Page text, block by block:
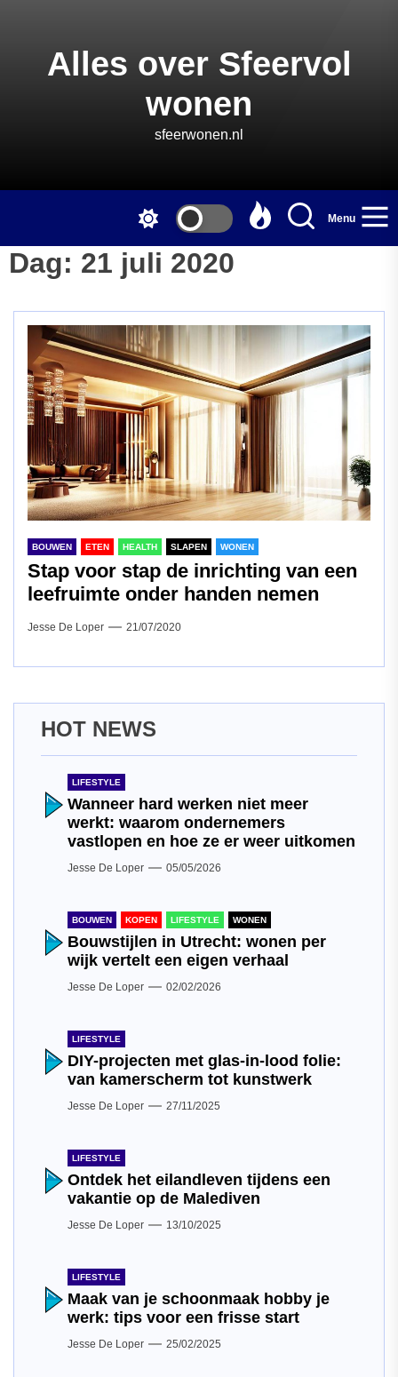
Alles over Sfeervol
wonen
sfeerwonen.nl
Menu
Dag: 21 juli 2020
BOUWEN ETEN HEALTH SLAPEN WONEN
Stap voor stap de inrichting van een
leefruimte onder handen nemen
Jesse De Loper 21/07/2020
HOT NEWS
LIFESTYLE
Wanneer hard werken niet meer
werkt: waarom ondernemers
vastlopen en hoe ze er weer uitkomen
Jesse De Loper 05/05/2026
BOUWEN KOPEN LIFESTYLE WONEN
Bouwstijlen in Utrecht: wonen per
wijk vertelt een eigen verhaal
Jesse De Loper 02/02/2026
LIFESTYLE
DIY-projecten met glas-in-lood folie:
van kamerscherm tot kunstwerk
Jesse De Loper 27/11/2025
LIFESTYLE
Ontdek het eilandleven tijdens een
vakantie op de Malediven
Jesse De Loper 13/10/2025
LIFESTYLE
Maak van je schoonmaak hobby je
werk: tips voor een frisse start
Jesse De Loper 25/02/2025